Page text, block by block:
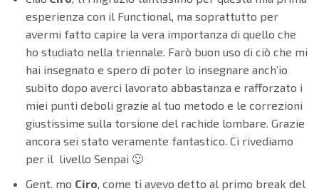
esperienza con il Functional, ma soprattutto per
avermi fatto capire la vera importanza di quello che
ho studiato nella triennale. Farò buon uso di ciò che mi
hai insegnato e spero di poter lo insegnare anch’io
subito dopo averci lavorato abbastanza e rafforzato i
miei punti deboli grazie al tuo metodo e le correzioni
giustissime sulla torsione del rachide lombare. Grazie
ancora sei stato veramente fantastico. Ci rivediamo
per il livello Senpai 🙂
Gent. mo Ciro , come ti avevo detto al primo break del